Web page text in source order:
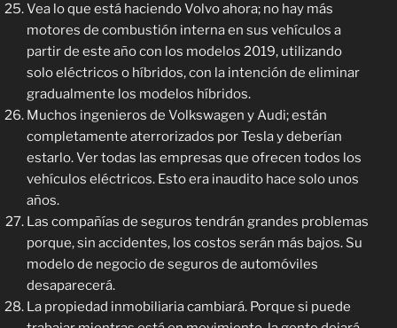
Vea lo que está haciendo Volvo ahora; no hay más
motores de combustión interna en sus vehículos a
partir de este año con los modelos 2019, utilizando
solo eléctricos o híbridos, con la intención de eliminar
gradualmente los modelos híbridos.
Muchos ingenieros de Volkswagen y Audi; están
completamente aterrorizados por Tesla y deberían
estarlo. Ver todas las empresas que ofrecen todos los
vehículos eléctricos. Esto era inaudito hace solo unos
años.
Las compañías de seguros tendrán grandes problemas
porque, sin accidentes, los costos serán más bajos. Su
modelo de negocio de seguros de automóviles
desaparecerá.
La propiedad inmobiliaria cambiará. Porque si puede